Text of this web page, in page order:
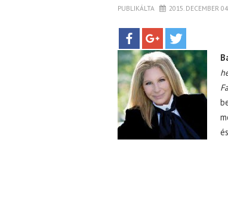
PUBLIKÁLTA 2015. DECEMBER